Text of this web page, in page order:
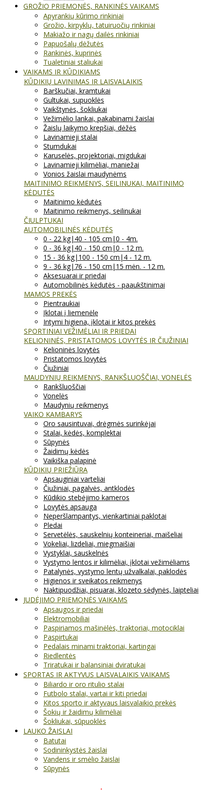
GROŽIO PRIEMONĖS, RANKINĖS VAIKAMS
Apyrankių kūrimo rinkiniai
Grožio, kirpyklų, tatuiruočių rinkiniai
Makiažo ir nagų dailės rinkiniai
Papuošalų dėžutės
Rankinės, kuprinės
Tualetiniai staliukai
VAIKAMS IR KŪDIKIAMS
KŪDIKIŲ LAVINIMAS IR LAISVALAIKIS
Barškučiai, kramtukai
Gultukai, supuoklės
Vaikštynės, šokliukai
Vežimėlio lankai, pakabinami žaislai
Žaislų laikymo krepšiai, dėžės
Lavinamieji stalai
Stumdukai
Karuselės, projektoriai, migdukai
Lavinamieji kilimėliai, maniežai
Vonios žaislai maudynėms
MAITINIMO REIKMENYS, SEILINUKAI, MAITINIMO
KĖDUTĖS
Maitinimo kėdutės
Maitinimo reikmenys, seilinukai
ČIULPTUKAI
AUTOMOBILINĖS KĖDUTĖS
0 - 22 kg|40 - 105 cm|0 - 4m.
0 - 36 kg|40 - 150 cm|0 - 12 m.
15 - 36 kg|100 - 150 cm|4 - 12 m.
9 - 36 kg|76 - 150 cm|15 mėn. - 12 m.
Aksesuarai ir priedai
Automobilinės kėdutės - paaukštinimai
MAMOS PREKĖS
Pientraukiai
Įklotai į liemenėlę
Intymi higiena, įklotai ir kitos prekės
SPORTINIAI VEŽIMĖLIAI IR PRIEDAI
KELIONINĖS, PRISTATOMOS LOVYTĖS IR ČIUŽINIAI
Kelioninės lovytės
Pristatomos lovytės
Čiužiniai
MAUDYNIŲ REIKMENYS, RANKŠLUOŠČIAI, VONELĖS
Rankšluoščiai
Vonelės
Maudynių reikmenys
VAIKO KAMBARYS
Oro sausintuvai, drėgmės surinkėjai
Stalai, kėdės, komplektai
Sūpynės
Žaidimų kėdės
Vaikiška palapinė
KŪDIKIŲ PRIEŽIŪRA
Apsauginiai varteliai
Čiužiniai, pagalvės, antklodės
Kūdikio stebėjimo kameros
Lovytės apsauga
Neperšlampantys, vienkartiniai paklotai
Pledai
Servetėlės, sauskelnių konteineriai, maišeliai
Vokeliai, lizdeliai, miegmaišiai
Vystyklai, sauskelnės
Vystymo lentos ir kilimėliai, įklotai vežimėliams
Patalynės, vystymo lentų užvalkalai, paklodės
Higienos ir sveikatos reikmenys
Naktipuodžiai, pisuarai, klozeto sėdynės, laipteliai
JUDĖJIMO PRIEMONĖS VAIKAMS
Apsaugos ir priedai
Elektromobiliai
Paspiriamos mašinėlės, traktoriai, motociklai
Paspirtukai
Pedalais minami traktoriai, kartingai
Riedlentės
Triratukai ir balansiniai dviratukai
SPORTAS IR AKTYVUS LAISVALAIKIS VAIKAMS
Biliardo ir oro ritulio stalai
Futbolo stalai, vartai ir kiti priedai
Kitos sporto ir aktyvaus laisvalaikio prekės
Šokių ir žaidimų kilimėliai
Šokliukai, sūpuoklės
LAUKO ŽAISLAI
Batutai
Sodininkystės žaislai
Vandens ir smėlio žaislai
Sūpynės